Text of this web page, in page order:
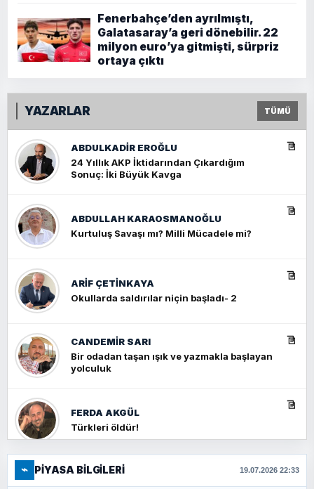
Fenerbahçe’den ayrılmıştı,
Galatasaray’a geri dönebilir. 22
milyon euro’ya gitmişti, sürpriz
ortaya çıktı
YAZARLAR TÜMÜ
ABDULKADIR EROĞLU
24 Yıllık AKP İktidarından Çıkardığım
Sonuç: İki Büyük Kavga
ABDULLAH KARAOSMANOĞLU
Kurtuluş Savaşı mı? Milli Mücadele mi?
ARIF ÇETİNKAYA
Okullarda saldırılar niçin başladı- 2
CANDEMIR SARI
Bir odadan taşan ışık ve yazmakla başlayan
yolculuk
FERDA AKGÜL
Türkleri öldür!
FERHAT BÜYÜKKALKAN
Ankara Zirvesi: NATO Toplantısı mı, Yeni
⌁ PIYASA BILGILERI 19.07.2026 22:33